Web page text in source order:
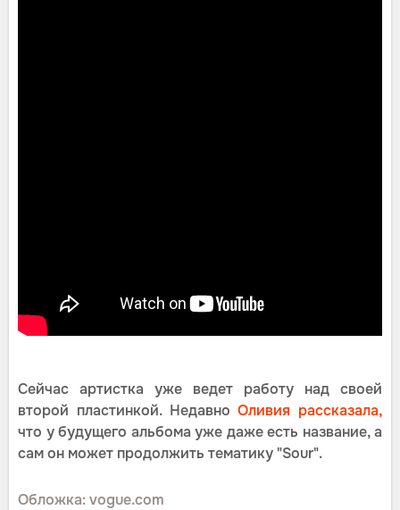
Сейчас артистка уже ведет работу над своей
второй пластинкой. НедавноОливия рассказала,
что у будущего альбома уже даже есть название, а
сам он может продолжить тематику "Sour".
Обложка: vogue.com